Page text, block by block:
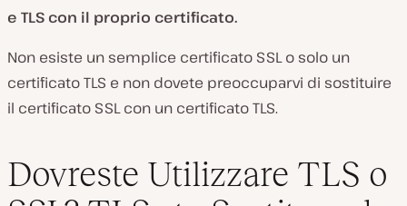
e TLS con il proprio certificato.
Non esiste un semplice certificato SSL o solo un
certificato TLS e non dovete preoccuparvi di sostituire
il certificato SSL con un certificato TLS.
Dovreste Utilizzare TLS o